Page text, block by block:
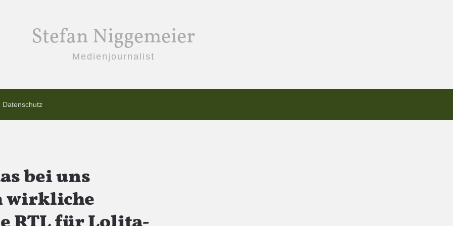
Stefan Niggemeier
Medienjournalist
Datenschutz
bei uns
wirkliche